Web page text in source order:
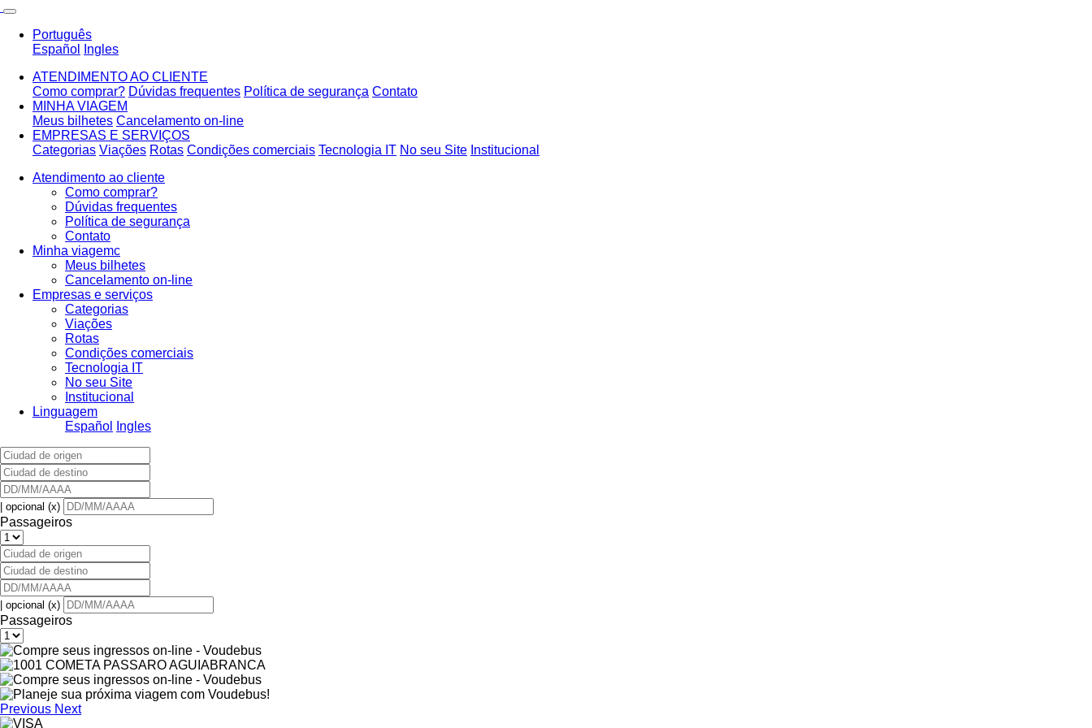
Português
Español
Ingles
ATENDIMENTO AO CLIENTE
Como comprar? Dúvidas frequentes Política de segurança Contato
MINHA VIAGEM
Meus bilhetes Cancelamento on-line
EMPRESAS E SERVIÇOS
Categorias Viações Rotas Condições comerciais Tecnologia IT No seu Site Institucional
Atendimento ao cliente
Como comprar?
Dúvidas frequentes
Política de segurança
Contato
Minha viagemc
Meus bilhetes
Cancelamento on-line
Empresas e serviços
Categorias
Viações
Rotas
Condições comerciais
Tecnologia IT
No seu Site
Institucional
Linguagem
Español
Ingles
| opcional (x)
Passageiros
| opcional (x)
Passageiros
Previous Next